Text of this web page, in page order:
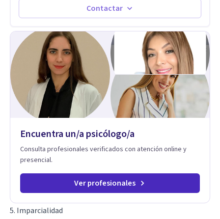
Contactar
Encuentra un/a psicólogo/a
Consulta profesionales verificados con atención online y
presencial.
Ver profesionales
5. Imparcialidad